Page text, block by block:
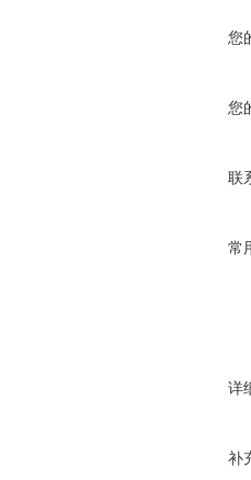
您
您
联
常
详
补